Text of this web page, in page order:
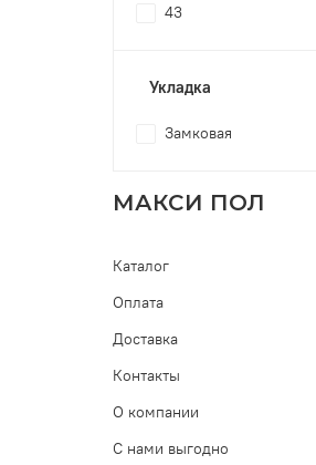
43
Укладка
Замковая
МАКСИ ПОЛ
Каталог
Оплата
Доставка
Контакты
О компании
С нами выгодно